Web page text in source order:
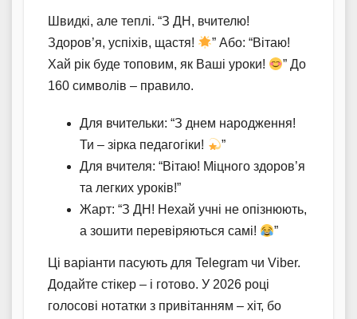
Швидкі, але теплі. “З ДН, вчителю!
Здоров’я, успіхів, щастя!
” Або: “Вітаю!
Хай рік буде топовим, як Ваші уроки!
” До
160 символів – правило.
Для вчительки: “З днем народження!
Ти – зірка педагогіки!
”
Для вчителя: “Вітаю! Міцного здоров’я
та легких уроків!”
Жарт: “З ДН! Нехай учні не опізнюють,
а зошити перевіряються самі!
”
Ці варіанти пасують для Telegram чи Viber.
Додайте стікер – і готово. У 2026 році
голосові нотатки з привітанням – хіт, бо